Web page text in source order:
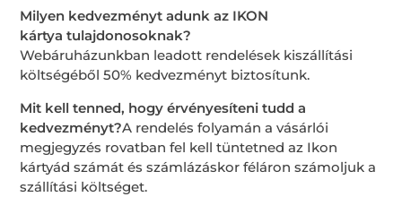
Milyen kedvezményt adunk az IKON
kártya tulajdonosoknak?
Webáruházunkban leadott rendelések kiszállítási
költségéből 50% kedvezményt biztosítunk.
Mit kell tenned, hogy érvényesíteni tudd a
kedvezményt?A rendelés folyamán a vásárlói
megjegyzés rovatban fel kell tüntetned az Ikon
kártyád számát és számlázáskor féláron számoljuk a
szállítási költséget.